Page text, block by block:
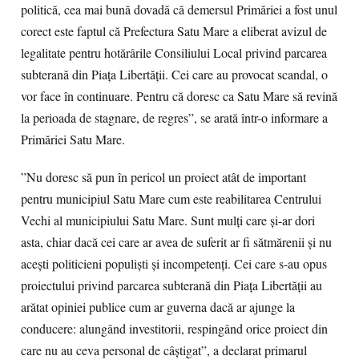
politică, cea mai bună dovadă că demersul Primăriei a fost unul
corect este faptul că Prefectura Satu Mare a eliberat avizul de
legalitate pentru hotărârile Consiliului Local privind parcarea
subterană din Piața Libertății. Cei care au provocat scandal, o
vor face în continuare. Pentru că doresc ca Satu Mare să revină
la perioada de stagnare, de regres”, se arată într-o informare a
Primăriei Satu Mare.
”Nu doresc să pun în pericol un proiect atât de important
pentru municipiul Satu Mare cum este reabilitarea Centrului
Vechi al municipiului Satu Mare. Sunt mulți care și-ar dori
asta, chiar dacă cei care ar avea de suferit ar fi sătmărenii și nu
acești politicieni populiști și incompetenți. Cei care s-au opus
proiectului privind parcarea subterană din Piața Libertății au
arătat opiniei publice cum ar guverna dacă ar ajunge la
conducere: alungând investitorii, respingând orice proiect din
care nu au ceva personal de câștigat”, a declarat primarul